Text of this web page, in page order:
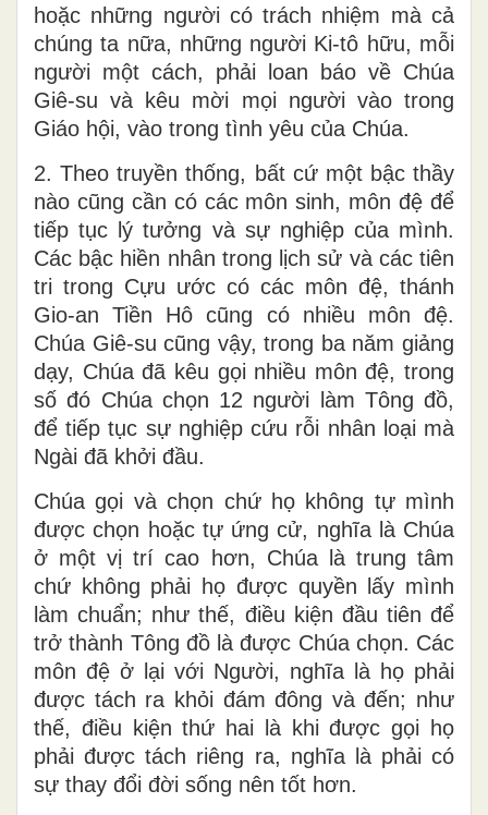
hoặc những người có trách nhiệm mà cả
chúng ta nữa, những người Ki-tô hữu, mỗi
người một cách, phải loan báo về Chúa
Giê-su và kêu mời mọi người vào trong
Giáo hội, vào trong tình yêu của Chúa.
2. Theo truyền thống, bất cứ một bậc thầy
nào cũng cần có các môn sinh, môn đệ để
tiếp tục lý tưởng và sự nghiệp của mình.
Các bậc hiền nhân trong lịch sử và các tiên
tri trong Cựu ước có các môn đệ, thánh
Gio-an Tiền Hô cũng có nhiều môn đệ.
Chúa Giê-su cũng vậy, trong ba năm giảng
dạy, Chúa đã kêu gọi nhiều môn đệ, trong
số đó Chúa chọn 12 người làm Tông đồ,
để tiếp tục sự nghiệp cứu rỗi nhân loại mà
Ngài đã khởi đầu.
Chúa gọi và chọn chứ họ không tự mình
được chọn hoặc tự ứng cử, nghĩa là Chúa
ở một vị trí cao hơn, Chúa là trung tâm
chứ không phải họ được quyền lấy mình
làm chuẩn; như thế, điều kiện đầu tiên để
trở thành Tông đồ là được Chúa chọn. Các
môn đệ ở lại với Người, nghĩa là họ phải
được tách ra khỏi đám đông và đến; như
thế, điều kiện thứ hai là khi được gọi họ
phải được tách riêng ra, nghĩa là phải có
sự thay đổi đời sống nên tốt hơn.